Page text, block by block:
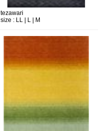
tezawari
size : LL | L | M